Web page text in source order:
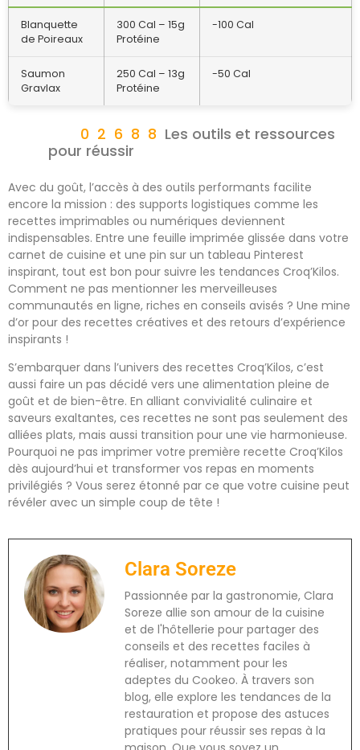
Blanquette
de Poireaux
300 Cal – 15g
Protéine
-100 Cal
Saumon
Gravlax
250 Cal – 13g
Protéine
-50 Cal
Les outils et ressources
pour réussir
Avec du goût, l’accès à des outils performants facilite
encore la mission : des supports logistiques comme les
recettes imprimables ou numériques deviennent
indispensables. Entre une feuille imprimée glissée dans votre
carnet de cuisine et une pin sur un tableau Pinterest
inspirant, tout est bon pour suivre les tendances Croq’Kilos.
Comment ne pas mentionner les merveilleuses
communautés en ligne, riches en conseils avisés ? Une mine
d’or pour des recettes créatives et des retours d’expérience
inspirants !
S’embarquer dans l’univers des recettes Croq’Kilos, c’est
aussi faire un pas décidé vers une alimentation pleine de
goût et de bien-être. En alliant convivialité culinaire et
saveurs exaltantes, ces recettes ne sont pas seulement des
alliées plats, mais aussi transition pour une vie harmonieuse.
Pourquoi ne pas imprimer votre première recette Croq’Kilos
dès aujourd’hui et transformer vos repas en moments
privilégiés ? Vous serez étonné par ce que votre cuisine peut
révéler avec un simple coup de tête !
Clara Soreze
Passionnée par la gastronomie, Clara
Soreze allie son amour de la cuisine
et de l'hôtellerie pour partager des
conseils et des recettes faciles à
réaliser, notamment pour les
adeptes du Cookeo. À travers son
blog, elle explore les tendances de la
restauration et propose des astuces
pratiques pour réussir ses repas à la